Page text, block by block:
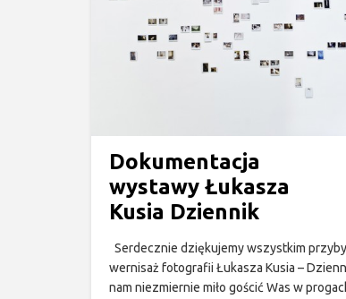
Dokumentacja
wystawy Łukasza
Kusia Dziennik
Serdecznie dziękujemy wszystkim
wernisaż fotografii Łukasza Kusia –
nam niezmiernie miło gościć Was w